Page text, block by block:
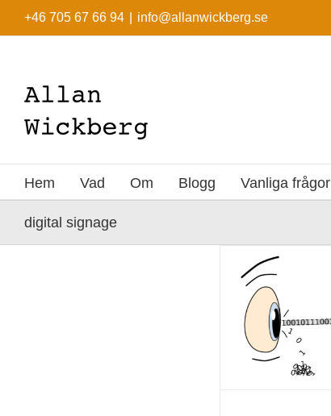
innehållet
+46 705 67 66 94 info@allanwickberg.se
Hem Vad Om Blogg Vanliga frågor
digital signage